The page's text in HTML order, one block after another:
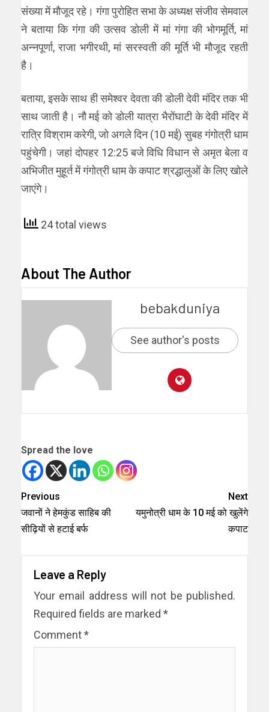
संख्या में मौजूद रहे। गंगा पुरोहित सभा के अध्यक्ष संजीव सेमवाल
ने बताया कि गंगा की उत्सव डोली में मां गंगा की भोगमूर्ति, मां
अन्नपूर्णा, राजा भगीरथी, मां सरस्वती की मूर्ति भी मौजूद रहती
है।
बताया, इसके साथ ही समेश्वर देवता की डोली देवी मंदिर तक भी
साथ जाती है। नौ मई को डोली यात्रा भैरोंघाटी के देवी मंदिर में
रात्रि विश्राम करेगी, जो अगले दिन (10 मई) सुबह गंगोत्री धाम
पहुंचेगी। जहां दोपहर 12:25 बजे वि​धि​ विधान से अमृत बेला व
अ​भिजीत मुहूर्त में गंगोत्री धाम के कपाट श्रद्धालुओं के लिए खोले
जाएंगे।
24 total views
About The Author
bebakduniya
See author's posts
Spread the love
Previous
जवानों ने हेमकुंड साहिब की
सीढ़ियों से हटाई बर्फ
Next
यमुनोत्री धाम के 10 मई को खुलेंगे
कपाट
Leave a Reply
Your email address will not be published.
Required fields are marked *
Comment*